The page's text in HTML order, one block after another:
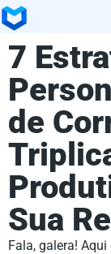
7
de
Sua
Fala, galera!